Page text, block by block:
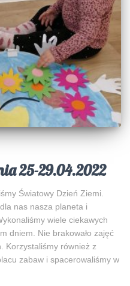
25-29.04.2022
Światowy Dzień Ziemi.
nas nasza planeta i
wiele ciekawych
dniem. Nie brakowało zajęć
Korzystaliśmy również z
zabaw i spacerowaliśmy w